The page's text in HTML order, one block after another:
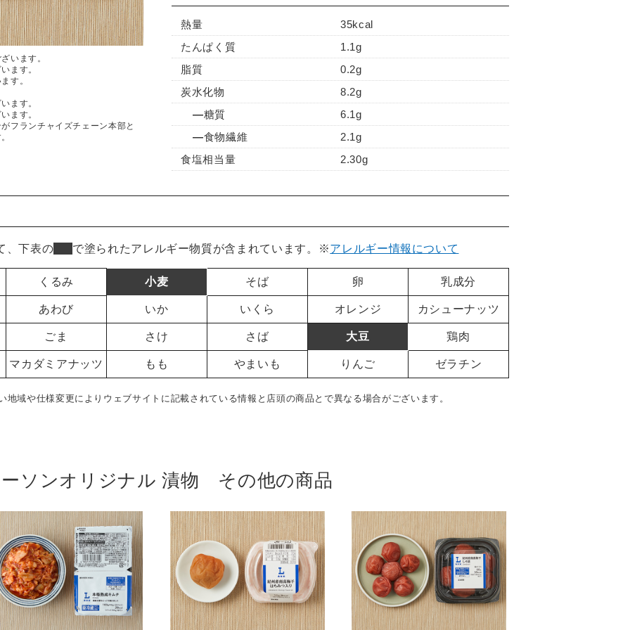
います。
ます。
す。
ます。
ます。
フランチャイズチェーン本部と
熱量
35kcal
たんぱく質
1.1g
脂質
0.2g
炭水化物
8.2g
糖質
6.1g
食物繊維
2.1g
食塩相当量
2.30g
、下表の で塗られたアレルギー物質が含まれています。 ※アレルギー情報について
くるみ 小麦 そば 卵 乳成分
あわび いか いくら オレンジ カシューナッツ
ごま さけ さば 大豆 鶏肉
マカダミアナッツ もも やまいも りんご ゼラチン
域や仕様変更によりウェブサイトに記載されている情報と店頭の商品とで異なる場合がございます。
ソンオリジナル 漬物 その他の商品